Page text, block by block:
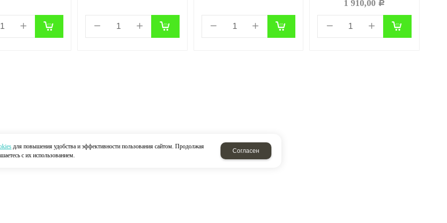
1 910,00 Р
для повышения удобства и эффективности пользования сайтом. Продолжая
с их использованием.
Согласен